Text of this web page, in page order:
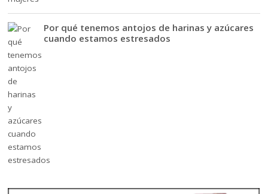
Por qué tenemos antojos de harinas y azúcares
cuando estamos estresados